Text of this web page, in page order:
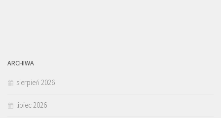
ARCHIWA
sierpień 2026
lipiec 2026